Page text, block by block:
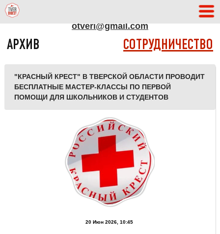
otveri@gmail.com
АРХИВ СОТРУДНИЧЕСТВО
"КРАСНЫЙ КРЕСТ" В ТВЕРСКОЙ ОБЛАСТИ ПРОВОДИТ
БЕСПЛАТНЫЕ МАСТЕР-КЛАССЫ ПО ПЕРВОЙ
ПОМОЩИ ДЛЯ ШКОЛЬНИКОВ И СТУДЕНТОВ
20 Июн 2026, 10:45